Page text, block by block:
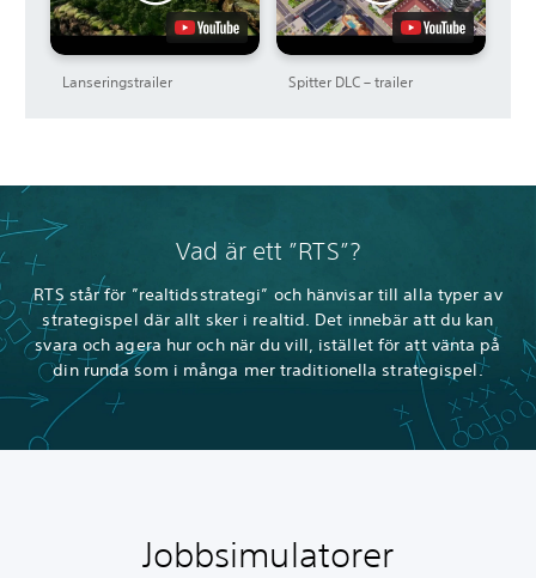
Lanseringstrailer Spitter DLC – trailer
Vad är ett ”RTS”?
RTS står för ”realtidsstrategi” och hänvisar till alla typer av
strategispel där allt sker i realtid. Det innebär att du kan
svara och agera hur och när du vill, istället för att vänta på
din runda som i många mer traditionella strategispel.
Jobbsimulatorer